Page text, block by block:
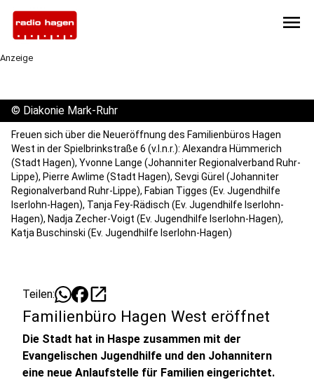
menu
Anzeige
© Diakonie Mark-Ruhr
Freuen sich über die Neueröffnung des Familienbüros Hagen
West in der Spielbrinkstraße 6 (v.l.n.r.): Alexandra Hümmerich
(Stadt Hagen), Yvonne Lange (Johanniter Regionalverband Ruhr-
Lippe), Pierre Awlime (Stadt Hagen), Sevgi Gürel (Johanniter
Regionalverband Ruhr-Lippe), Fabian Tigges (Ev. Jugendhilfe
Iserlohn-Hagen), Tanja Fey-Rädisch (Ev. Jugendhilfe Iserlohn-
Hagen), Nadja Zecher-Voigt (Ev. Jugendhilfe Iserlohn-Hagen),
Katja Buschinski (Ev. Jugendhilfe Iserlohn-Hagen)
Teilen: open_in_new
Familienbüro Hagen West eröffnet
Die Stadt hat in Haspe zusammen mit der
Evangelischen Jugendhilfe und den Johannitern
eine neue Anlaufstelle für Familien eingerichtet.